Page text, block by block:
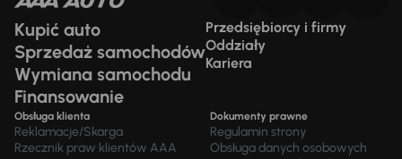
Kupić auto
Sprzedaż samochodów
Wymiana samochodu
Finansowanie
Przedsiębiorcy i firmy
Oddziały
Kariera
Obsługa klienta
Reklamacje/Skarga
Rzecznik praw klientów AAA
Dokumenty prawne
Regulamin strony
Obsługa danych osobowych